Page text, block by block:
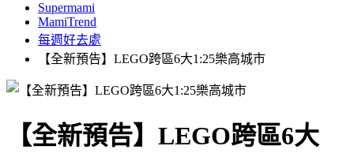
Supermami
MamiTrend
每週好去處
【全新預告】LEGO跨區6大1:25樂高城市
【全新預告】LEGO跨區6大